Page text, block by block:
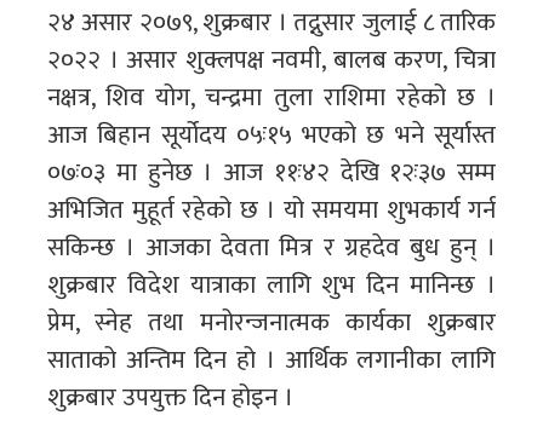
२४ असार २०७९, शुक्रबार । तद्नुसार जुलाई ८ तारिक
२०२२ । असार शुक्लपक्ष नवमी, बालब करण, चित्रा
नक्षत्र, शिव योग, चन्द्रमा तुला राशिमा रहेको छ ।
आज बिहान सूर्योदय ०५ः१५ भएको छ भने सूर्यास्त
०७ः०३ मा हुनेछ । आज ११ः४२ देखि १२ः३७ सम्म
अभिजित मुहूर्त रहेको छ । यो समयमा शुभकार्य गर्न
सकिन्छ । आजका देवता मित्र र ग्रहदेव बुध हुन् ।
शुक्रबार विदेश यात्राका लागि शुभ दिन मानिन्छ ।
प्रेम, स्नेह तथा मनोरन्जनात्मक कार्यका शुक्रबार
साताको अन्तिम दिन हो । आर्थिक लगानीका लागि
शुक्रबार उपयुक्त दिन होइन ।